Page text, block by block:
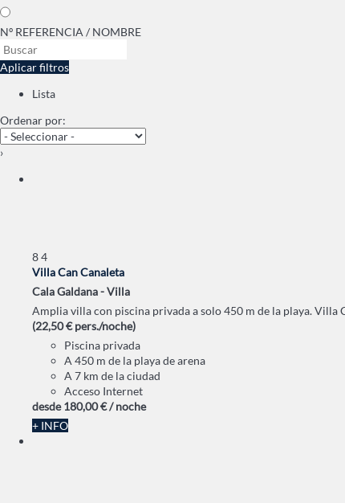
Nº REFERENCIA / NOMBRE
Aplicar filtros
Lista
Ordenar por:
›
84
Villa Can Canaleta
Cala Galdana -Villa
Amplia villa con piscina privada a solo 450 m de la playa. Villa
(22,50 € pers./noche)
Piscina privada
A 450 m de la playa de arena
A 7 km de la ciudad
Acceso Internet
desde 180,00 €/ noche
+ INFO